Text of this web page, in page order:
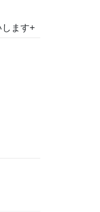
ます+